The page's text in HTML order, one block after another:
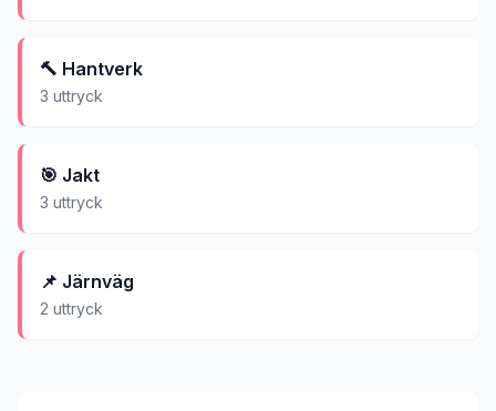
🔨 Hantverk
3 uttryck
🎯 Jakt
3 uttryck
📌 Järnväg
2 uttryck